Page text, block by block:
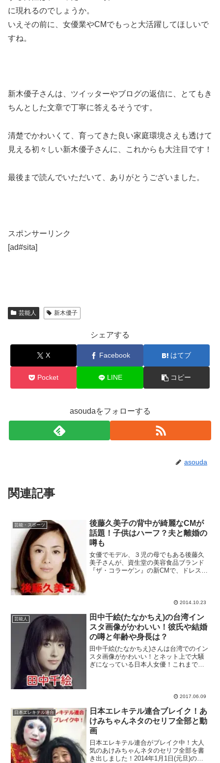
に現れるのでしょうか。
いえその前に、女優業やCMでもっと大活躍してほしいで
すね。
新木優子さんは、ツイッターやブログの返信に、とてもき
ちんとした文章で丁寧に答えるそうです。
清楚でかわいくて、育ってきた良い家庭環境さえも透けて
見える初々しい新木優子さんに、これからも大注目です！
最後まで読んでいただいて、ありがとうございました。
スポンサーリンク
[ad#sita]
芸能人 新木優子
シェアする
X Facebook はてブ
Pocket LINE コピー
asoudaをフォローする
asouda
関連記事
芸能・スポーツ
後藤久美子の背中が綺麗なCMが
話題！子供はハーフ？夫と離婚の
噂も
女優でモデル、３児の母でもある後藤久
美子さんが、資生堂の美容食品ブランド
『ザ・コラーゲン』の新CMで、ドレスの
2014.10.23
芸能人
田中千絵(たなかちえ)の台湾イン
スタ画像がかわいい！彼氏や結婚
の噂と年齢や身長は？
田中千絵(たなかちえ)さんは台湾でのイン
スタ画像がかわいい！とネット上で大騒
ぎになっている日本人女優！これまでは
2017.06.09
日本エレキテル連合
日本エレキテル連合ブレイク！あ
けみちゃんネタのセリフ全部と動
画
日本エレキテル連合がブレイク中！大人
気のあけみちゃんネタのセリフ全部を書
き出しました！2014年1月1日(元旦)の